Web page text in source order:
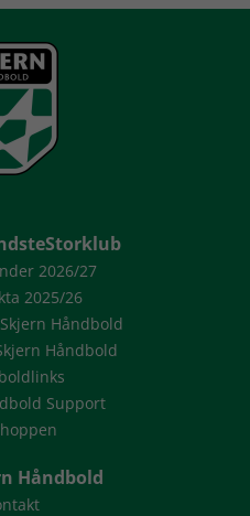
2026/27
2025/26
Håndbold
Håndbold
Support
Håndbold